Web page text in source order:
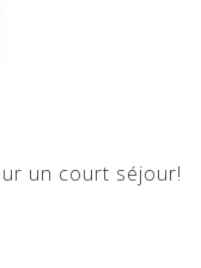
un court séjour!